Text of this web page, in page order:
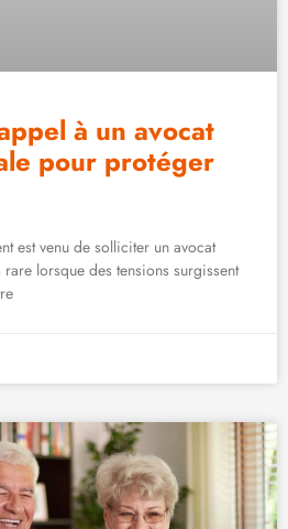
à un avocat
pour protéger
est venu de solliciter un avocat
lorsque des tensions surgissent